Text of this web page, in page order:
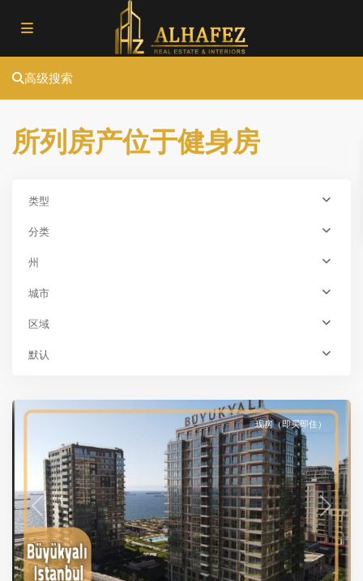
高级搜索
所列房产位于健身房
类型
分类
州
城市
区域
默认
Zeytinburnu
欧
洲
一
侧,
斯
坦
布
Previous Next
现房（即买即住）